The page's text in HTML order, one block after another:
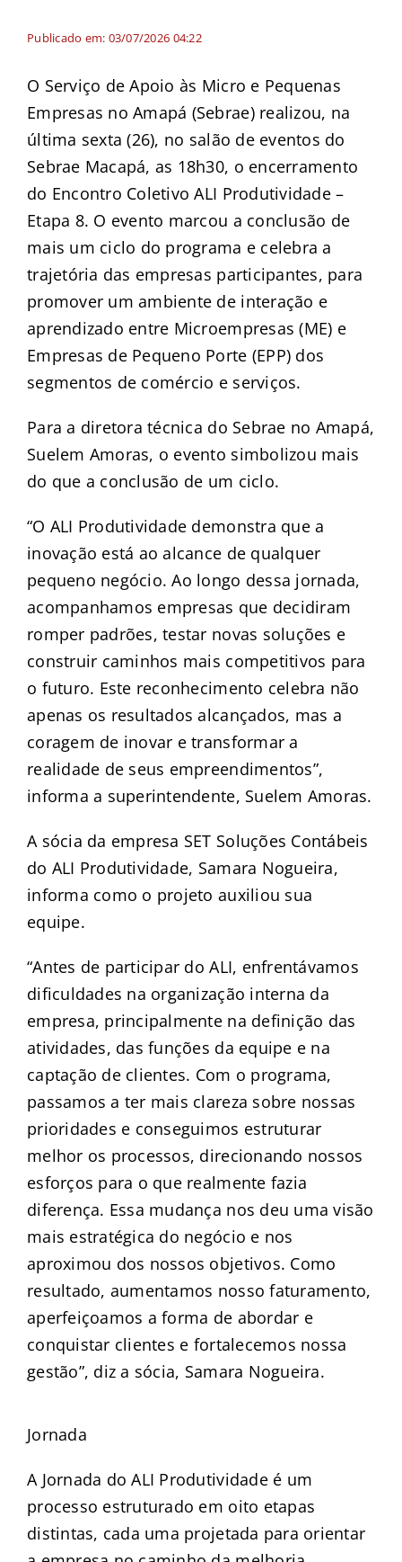
Publicado em: 03/07/2026 04:22
O Serviço de Apoio às Micro e Pequenas
Empresas no Amapá (Sebrae) realizou, na
última sexta (26), no salão de eventos do
Sebrae Macapá, as 18h30, o encerramento
do Encontro Coletivo ALI Produtividade –
Etapa 8. O evento marcou a conclusão de
mais um ciclo do programa e celebra a
trajetória das empresas participantes, para
promover um ambiente de interação e
aprendizado entre Microempresas (ME) e
Empresas de Pequeno Porte (EPP) dos
segmentos de comércio e serviços.
Para a diretora técnica do Sebrae no Amapá,
Suelem Amoras, o evento simbolizou mais
do que a conclusão de um ciclo.
“O ALI Produtividade demonstra que a
inovação está ao alcance de qualquer
pequeno negócio. Ao longo dessa jornada,
acompanhamos empresas que decidiram
romper padrões, testar novas soluções e
construir caminhos mais competitivos para
o futuro. Este reconhecimento celebra não
apenas os resultados alcançados, mas a
coragem de inovar e transformar a
realidade de seus empreendimentos”,
informa a superintendente, Suelem Amoras.
A sócia da empresa SET Soluções Contábeis
do ALI Produtividade, Samara Nogueira,
informa como o projeto auxiliou sua
equipe.
“Antes de participar do ALI, enfrentávamos
dificuldades na organização interna da
empresa, principalmente na definição das
atividades, das funções da equipe e na
captação de clientes. Com o programa,
passamos a ter mais clareza sobre nossas
prioridades e conseguimos estruturar
melhor os processos, direcionando nossos
esforços para o que realmente fazia
diferença. Essa mudança nos deu uma visão
mais estratégica do negócio e nos
aproximou dos nossos objetivos. Como
resultado, aumentamos nosso faturamento,
aperfeiçoamos a forma de abordar e
conquistar clientes e fortalecemos nossa
gestão”, diz a sócia, Samara Nogueira.
Jornada
A Jornada do ALI Produtividade é um
processo estruturado em oito etapas
distintas, cada uma projetada para orientar